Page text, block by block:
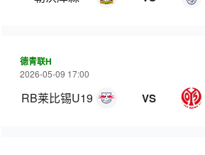
德青联H
2026-05-09 17:00
RB莱比锡U19 VS